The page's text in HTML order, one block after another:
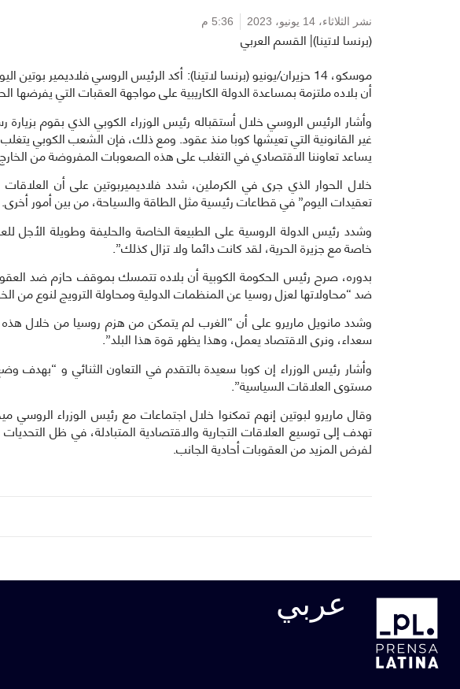
نشر الثلاثاء، 14 يونيو، 2023 5:36 م
(برنسا لاتينا)| القسم العربي
موسكو، 14 حزيران/يونيو (برنسا لاتينا): أكد الرئيس الروسي فلاديمير
أن بلاده ملتزمة بمساعدة الدولة الكاريبية على مواجهة العقبات التي يفرضها
وأشار الرئيس الروسي خلال أستقباله رئيس الوزراء الكوبي الذي بقوم
غير القانونية التي تعيشها كوبا منذ عقود. ومع ذلك، فإن الشعب الكوبي
يساعد تعاوننا الاقتصادي في التغلب على هذه الصعوبات المفروضة من
خلال الحوار الذي جرى في الكرملين، شدد فلاديميربوتين على أن
تعقيدات اليوم” في قطاعات رئيسية مثل الطاقة والسياحة، من بين أمور أخرى.
وشدد رئيس الدولة الروسية على الطبيعة الخاصة والحليفة وطويلة الأجل
خاصة مع جزيرة الحرية، لقد كانت دائما ولا تزال كذلك”.
بدوره، صرح رئيس الحكومة الكوبية أن بلاده تتمسك بموقف حازم ضد
ضد “محاولاتها لعزل روسيا عن المنظمات الدولية ومحاولة الترويج لنوع من
وشدد مانويل ماريرو على أن “الغرب لم يتمكن من هزم روسيا من خلال هذه
سعداء، ونرى الاقتصاد يعمل، وهذا يظهر قوة هذا البلد”.
وأشار رئيس الوزراء إن كوبا سعيدة بالتقدم في التعاون الثنائي و “بهدف
مستوى العلاقات السياسية”.
وقال ماريرو لبوتين إنهم تمكنوا خلال اجتماعات مع رئيس الوزراء
تهدف إلى توسيع العلاقات التجارية والاقتصادية المتبادلة، في ظل
لفرض المزيد من العقوبات أحادية الجانب.
عربي